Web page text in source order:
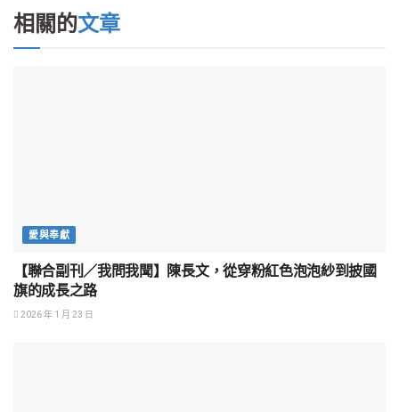
相關的文章
愛與奉獻
【聯合副刊／我問我聞】陳長文，從穿粉紅色泡泡紗到披國
旗的成長之路
2026 年 1 月 23 日